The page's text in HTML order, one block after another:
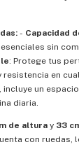
- Capacidad
sin
: Protege tus
en
, incluye un
diaria.
de altura y 33
con ruedas,